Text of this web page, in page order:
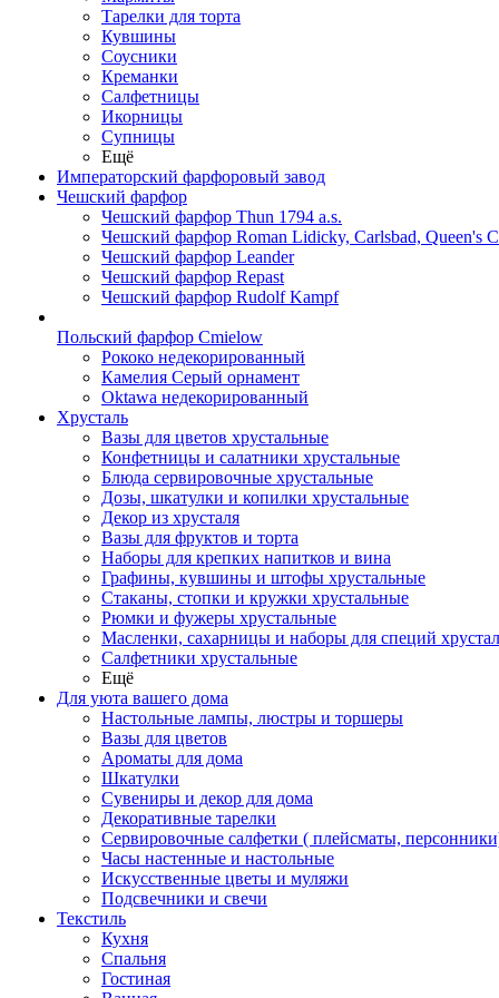
Тарелки для торта
Кувшины
Соусники
Креманки
Салфетницы
Икорницы
Супницы
Ещё
Императорский фарфоровый завод
Чешский фарфор
Чешский фарфор Thun 1794 a.s.
Чешский фарфор Roman Lidicky, Carlsbad, Queen's
Чешский фарфор Leander
Чешский фарфор Repast
Чешский фарфор Rudolf Kampf
Польский фарфор Сmielow
Рококо недекорированный
Камелия Серый орнамент
Oktawa недекорированный
Хрусталь
Вазы для цветов хрустальные
Конфетницы и салатники хрустальные
Блюда сервировочные хрустальные
Дозы, шкатулки и копилки хрустальные
Декор из хрусталя
Вазы для фруктов и торта
Наборы для крепких напитков и вина
Графины, кувшины и штофы хрустальные
Стаканы, стопки и кружки хрустальные
Рюмки и фужеры хрустальные
Масленки, сахарницы и наборы для специй
Салфетники хрустальные
Ещё
Для уюта вашего дома
Настольные лампы, люстры и торшеры
Вазы для цветов
Ароматы для дома
Шкатулки
Сувениры и декор для дома
Декоративные тарелки
Сервировочные салфетки ( плейсматы,
Часы настенные и настольные
Искусственные цветы и муляжи
Подсвечники и свечи
Текстиль
Кухня
Спальня
Гостиная